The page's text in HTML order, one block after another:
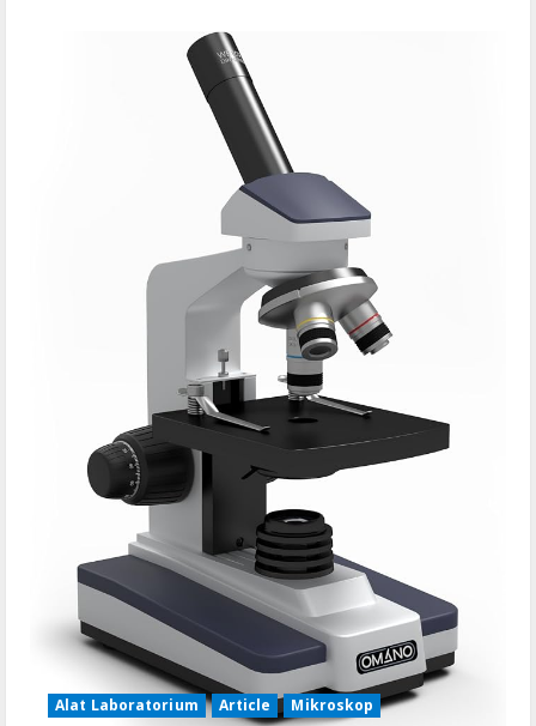
Binokuler
Berkualitas
Alat Laboratorium Article Mikroskop